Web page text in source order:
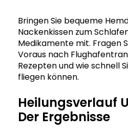
Bringen Sie bequeme
Nackenkissen zum
Medikamente mit. Fragen
Voraus nach
Rezepten und wie schnell
fliegen können.
Heilungsverlauf
Der Ergebnisse